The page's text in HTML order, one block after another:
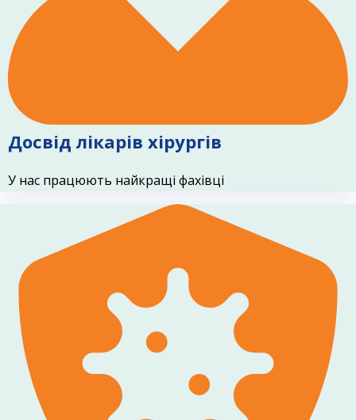
Досвід лікарів хірургів
У нас працюють найкращі фахівці